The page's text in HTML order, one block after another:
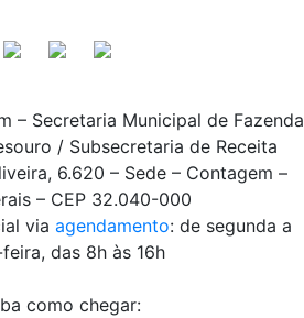
– Secretaria Municipal de Fazenda
/ Subsecretaria de Receita
6.620 – Sede – Contagem –
– CEP 32.040-000
via agendamento: de segunda a
das 8h às 16h
como chegar: